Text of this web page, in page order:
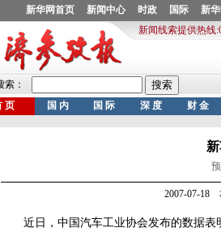
2007-07-18
近日，中国汽车工业协会发布的数据表